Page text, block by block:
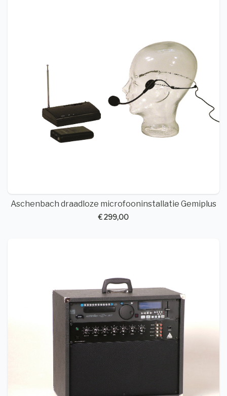
Aschenbach draadloze microfooninstallatie Gemiplus
€ 299,00